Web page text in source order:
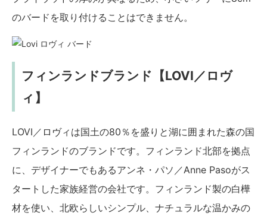
のバードを取り付けることはできません。
フィンランドブランド【LOVI／ロヴ
ィ】
LOVI／ロヴィは国土の80％を盛りと湖に囲まれた森の国
フィンランドのブランドです。フィンランド北部を拠点
に、デザイナーでもあるアンネ・パソ／Anne Pasoがス
タートした家族経営の会社です。フィンランド製の白樺
材を使い、北欧らしいシンプル、ナチュラルな温かみの